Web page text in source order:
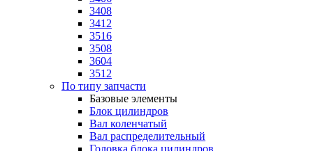
3408
3412
3516
3508
3604
3512
По типу запчасти
Базовые элементы
Блок цилиндров
Вал коленчатый
Вал распределительный
Головка блока цилиндров